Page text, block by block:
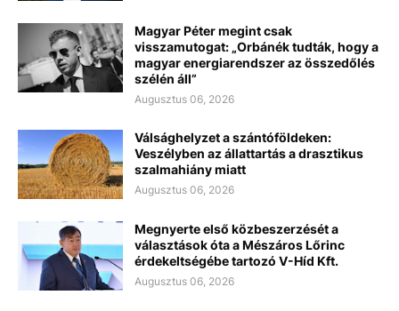
Magyar Péter megint csak
visszamutogat: „Orbánék tudták, hogy a
magyar energiarendszer az összedőlés
szélén áll”
Augusztus 06, 2026
Válsághelyzet a szántóföldeken:
Veszélyben az állattartás a drasztikus
szalmahiány miatt
Augusztus 06, 2026
Megnyerte első közbeszerzését a
választások óta a Mészáros Lőrinc
érdekeltségébe tartozó V-Híd Kft.
Augusztus 06, 2026